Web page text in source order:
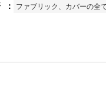
： ファブリック、カバーの全